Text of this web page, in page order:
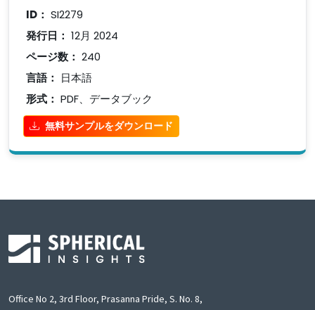
ID： SI2279
発行日： 12月 2024
ページ数： 240
言語： 日本語
形式： PDF、データブック
無料サンプルをダウンロード
Office No 2, 3rd Floor, Prasanna Pride, S. No. 8,